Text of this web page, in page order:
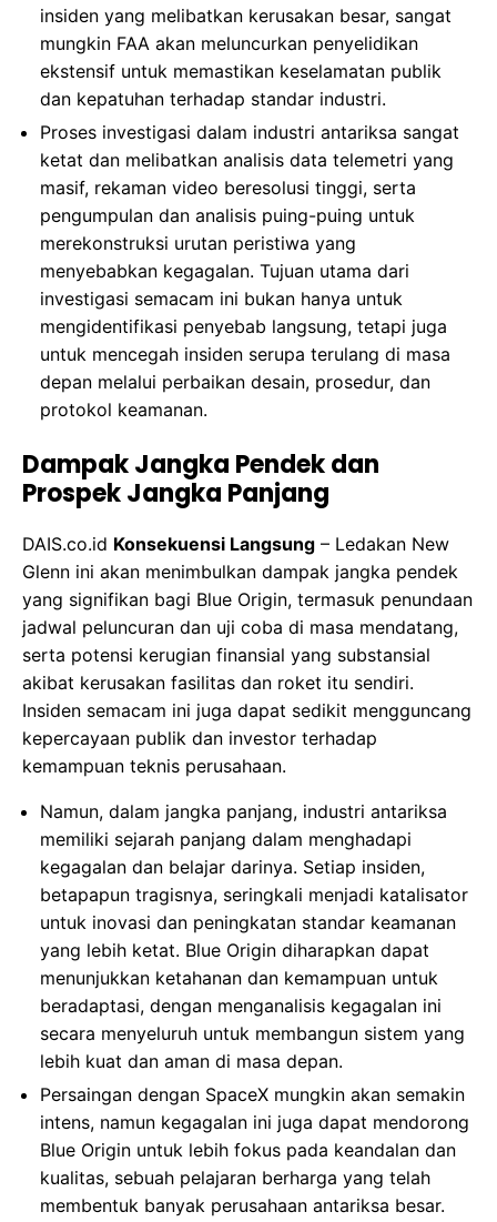
insiden yang melibatkan kerusakan besar, sangat
mungkin FAA akan meluncurkan penyelidikan
ekstensif untuk memastikan keselamatan publik
dan kepatuhan terhadap standar industri.
Proses investigasi dalam industri antariksa sangat
ketat dan melibatkan analisis data telemetri yang
masif, rekaman video beresolusi tinggi, serta
pengumpulan dan analisis puing-puing untuk
merekonstruksi urutan peristiwa yang
menyebabkan kegagalan. Tujuan utama dari
investigasi semacam ini bukan hanya untuk
mengidentifikasi penyebab langsung, tetapi juga
untuk mencegah insiden serupa terulang di masa
depan melalui perbaikan desain, prosedur, dan
protokol keamanan.
Dampak Jangka Pendek dan
Prospek Jangka Panjang
DAIS.co.id Konsekuensi Langsung – Ledakan New
Glenn ini akan menimbulkan dampak jangka pendek
yang signifikan bagi Blue Origin, termasuk penundaan
jadwal peluncuran dan uji coba di masa mendatang,
serta potensi kerugian finansial yang substansial
akibat kerusakan fasilitas dan roket itu sendiri.
Insiden semacam ini juga dapat sedikit mengguncang
kepercayaan publik dan investor terhadap
kemampuan teknis perusahaan.
Namun, dalam jangka panjang, industri antariksa
memiliki sejarah panjang dalam menghadapi
kegagalan dan belajar darinya. Setiap insiden,
betapapun tragisnya, seringkali menjadi katalisator
untuk inovasi dan peningkatan standar keamanan
yang lebih ketat. Blue Origin diharapkan dapat
menunjukkan ketahanan dan kemampuan untuk
beradaptasi, dengan menganalisis kegagalan ini
secara menyeluruh untuk membangun sistem yang
lebih kuat dan aman di masa depan.
Persaingan dengan SpaceX mungkin akan semakin
intens, namun kegagalan ini juga dapat mendorong
Blue Origin untuk lebih fokus pada keandalan dan
kualitas, sebuah pelajaran berharga yang telah
membentuk banyak perusahaan antariksa besar.